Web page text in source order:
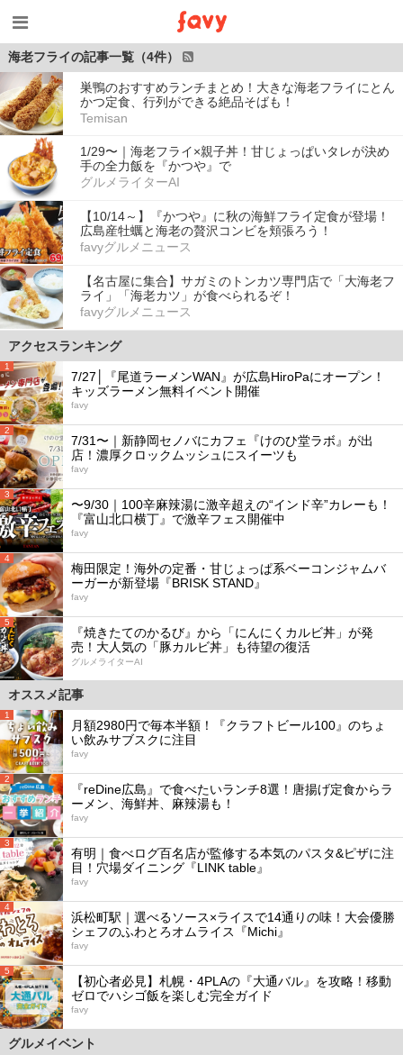
海老フライの記事一覧（4件）
巣鴨のおすすめランチまとめ！大きな海老フライにとん
かつ定食、行列ができる絶品そばも！
Temisan
1/29〜｜海老フライ×親子丼！甘じょっぱいタレが決め
手の全力飯を『かつや』で
グルメライターAI
【10/14～】『かつや』に秋の海鮮フライ定食が登場！
広島産牡蠣と海老の贅沢コンビを頬張ろう！
favyグルメニュース
【名古屋に集合】サガミのトンカツ専門店で「大海老フ
ライ」「海老カツ」が食べられるぞ！
favyグルメニュース
アクセスランキング
1
7/27│『尾道ラーメンWAN』が広島HiroPaにオープン！
キッズラーメン無料イベント開催
favy
2
7/31〜｜新静岡セノバにカフェ『けのひ堂ラボ』が出
店！濃厚クロックムッシュにスイーツも
favy
3
〜9/30｜100辛麻辣湯に激辛超えの“インド辛”カレーも！
『富山北口横丁』で激辛フェス開催中
favy
4
梅田限定！海外の定番・甘じょっぱ系ベーコンジャムバ
ーガーが新登場『BRISK STAND』
favy
5
『焼きたてのかるび』から「にんにくカルビ丼」が発
売！大人気の「豚カルビ丼」も待望の復活
グルメライターAI
オススメ記事
1
月額2980円で毎本半額！『クラフトビール100』のちょ
い飲みサブスクに注目
favy
2
『reDine広島』で食べたいランチ8選！唐揚げ定食からラ
ーメン、海鮮丼、麻辣湯も！
favy
3
有明｜食べログ百名店が監修する本気のパスタ&ピザに注
目！穴場ダイニング『LINK table』
favy
4
浜松町駅｜選べるソース×ライスで14通りの味！大会優勝
シェフのふわとろオムライス『Michi』
favy
5
【初心者必見】札幌・4PLAの『大通バル』を攻略！移動
ゼロでハシゴ飯を楽しむ完全ガイド
favy
グルメイベント